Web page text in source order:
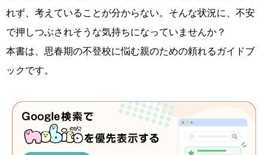
れず、考えていることが分からない。そんな状況に、不安
で押しつぶされそうな気持ちになっていませんか？
本書は、思春期の不登校に悩む親のための頼れるガイドブ
ックです。